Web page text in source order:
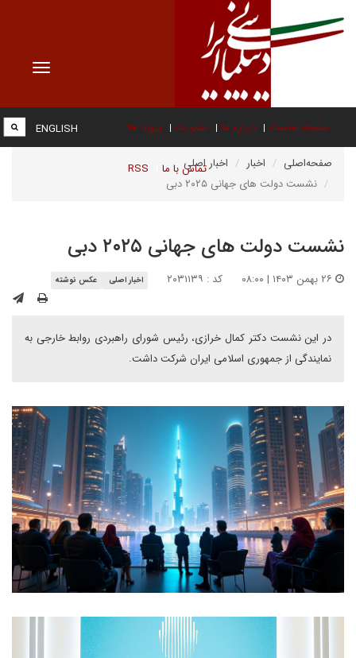
Toggle
صفحه نخست درباره ما عضویت پیوند ها
تماس با ما RSS
ENGLISH
صفحه‌اصلی اخبار
اخبار اصلی
نشست دولت های جهانی ۲۰۲۵ دبی
نشست دولت های جهانی ۲۰۲۵ دبی
کد : ۲۰۳۱۱۳۹ اخبار اصلی عکس نوشته
در این نشست دکتر کمال خرازی، رئیس شورای راهبردی روابط خارجی به
نمایندگی از جمهوری اسلامی ایران شرکت داشت.